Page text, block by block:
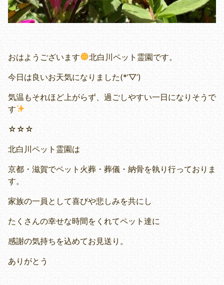
おはようございます
北白川ペット霊園です。
今日は良いお天気になりました(*’▽’)
気温もそれほど上がらず、過ごしやすい一日になりそうで
す
☆☆☆
北白川ペット霊園は
京都・滋賀でペット火葬・葬儀・納骨を執り行っておりま
す。
家族の一員として喜びや悲しみを共にし
たくさんの幸せな時間をくれてペット達に
感謝の気持ちを込めてお見送り。
ありがとう